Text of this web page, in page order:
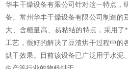
华丰干燥设备有限公司针对这一特点，
备。常州华丰干燥设备有限公司制造的
大、含糖量高、易粘结的特点，采用了
工艺，很好的解决了豆渣烘干过程中的
烘干效果。目前该设备已广泛用于水泥